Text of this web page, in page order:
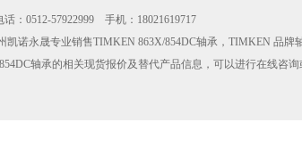
话：0512-57922999 手机：18021619717
诺永晟专业销售TIMKEN 863X/854DC轴承，TIMKEN 品牌
轴承的相关现货报价及替代产品信息，可以进行在线咨